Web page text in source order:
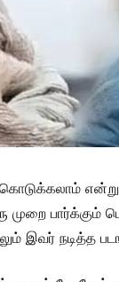
பார்க்கும்
இவர் நடித்த